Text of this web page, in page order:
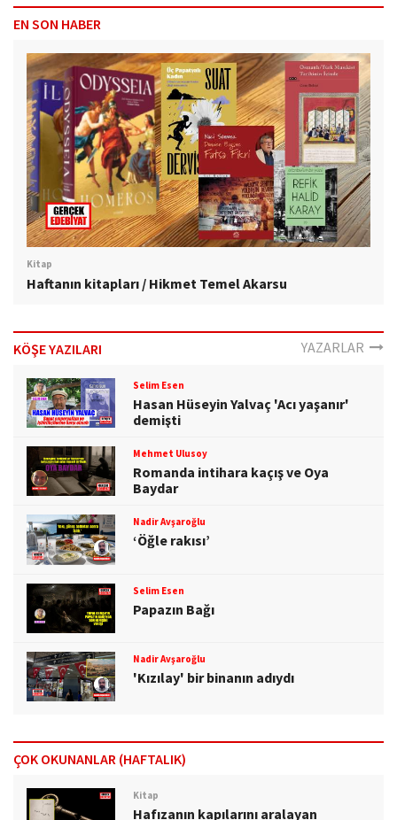
EN SON HABER
Kitap
Haftanın kitapları / Hikmet Temel Akarsu
KÖŞE YAZILARI YAZARLAR
Selim Esen
Hasan Hüseyin Yalvaç 'Acı yaşanır'
demişti
Mehmet Ulusoy
Romanda intihara kaçış ve Oya
Baydar
Nadir Avşaroğlu
‘Öğle rakısı’
Selim Esen
Papazın Bağı
Nadir Avşaroğlu
'Kızılay' bir binanın adıydı
ÇOK OKUNANLAR (HAFTALIK)
Kitap
Hafızanın kapılarını aralayan